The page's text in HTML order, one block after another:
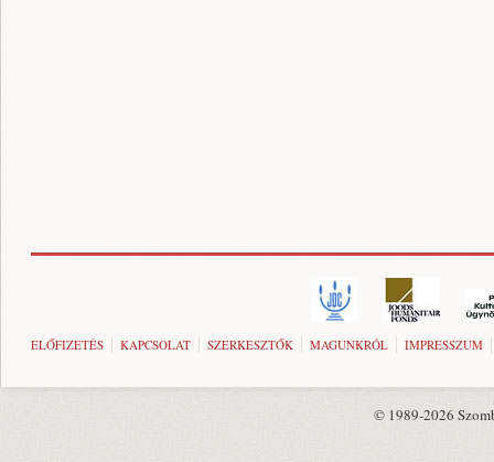
ELŐFIZETÉS KAPCSOLAT SZERKESZTŐK MAGUNKRÓL IMPRESSZUM
© 1989-2026